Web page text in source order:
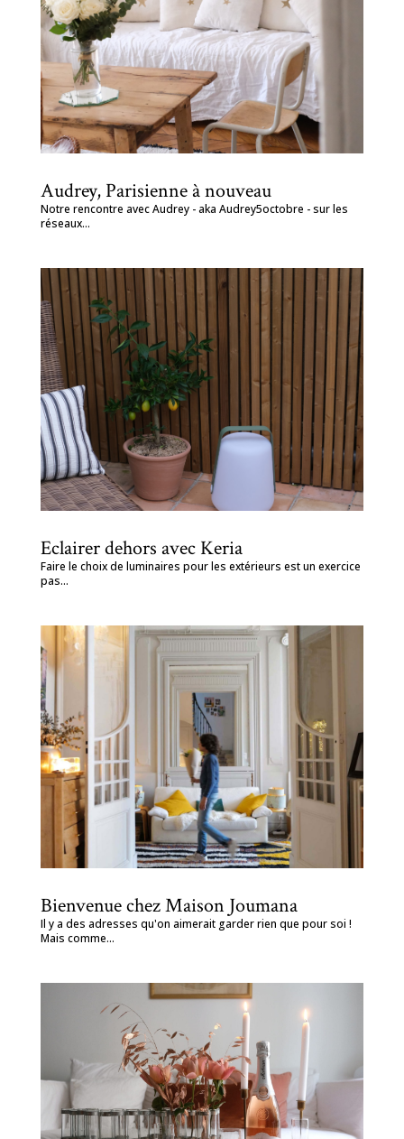
Audrey, Parisienne à nouveau
Notre rencontre avec Audrey - aka Audrey5octobre - sur les
réseaux...
Eclairer dehors avec Keria
Faire le choix de luminaires pour les extérieurs est un exercice
pas...
Bienvenue chez Maison Joumana
Il y a des adresses qu'on aimerait garder rien que pour soi !
Mais comme...